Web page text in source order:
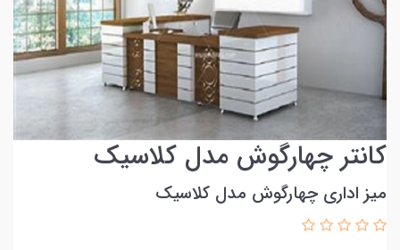
کانتر چهارگوش مدل کلاسیک
میز اداری چهارگوش مدل کلاسیک